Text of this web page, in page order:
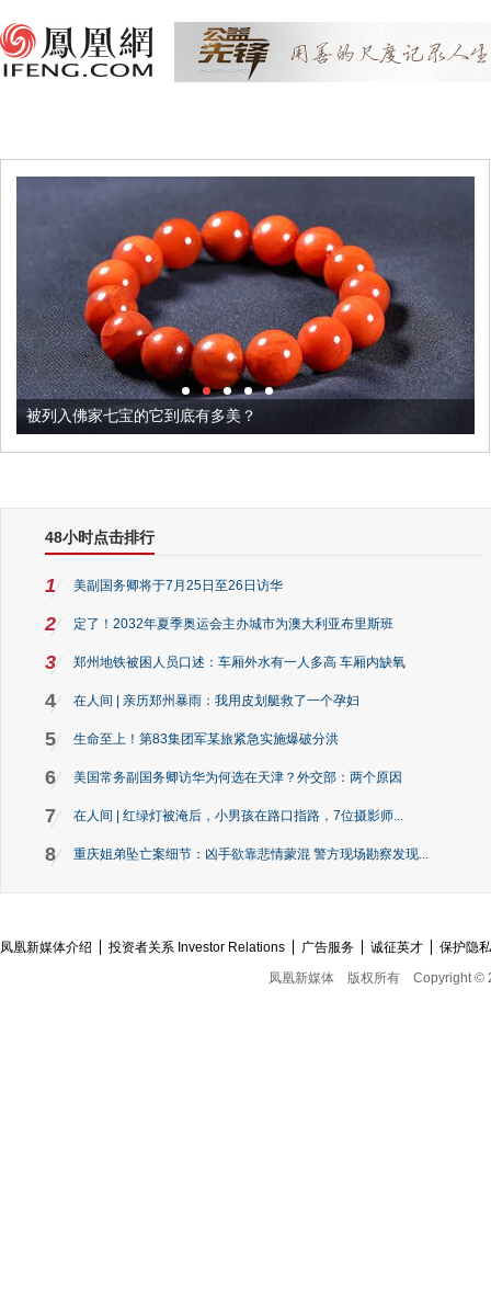
被列入佛家七宝的它到底有多美？
48小时点击排行
1 美副国务卿将于7月25日至26日访华
2 定了！2032年夏季奥运会主办城市为澳大利亚布里斯班
3 郑州地铁被困人员口述：车厢外水有一人多高 车厢内缺氧
4 在人间 | 亲历郑州暴雨：我用皮划艇救了一个孕妇
5 生命至上！第83集团军某旅紧急实施爆破分洪
6 美国常务副国务卿访华为何选在天津？外交部：两个原因
7 在人间 | 红绿灯被淹后，小男孩在路口指路，7位摄影师...
8 重庆姐弟坠亡案细节：凶手欲靠悲情蒙混 警方现场勘察发现...
凤凰新媒体介绍 投资者关系 Investor Relations 广告服务 诚征英才
保护隐
凤凰新媒体
版权所有 Copyright ©